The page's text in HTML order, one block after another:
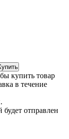
купить товар
в течение
будет отправлен